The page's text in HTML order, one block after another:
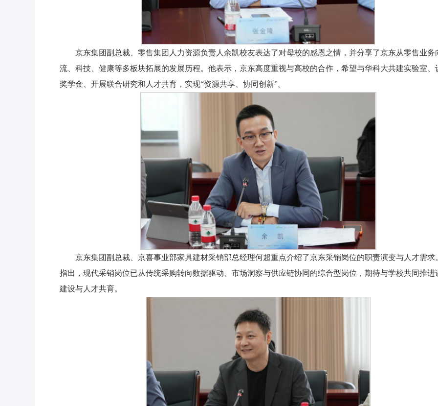
京东集团副总裁、零售集团人力资源负责人余凯校友表达了对母校的感恩之情，并分享了京东从零售业务
流、科技、健康等多板块拓展的发展历程。他表示，京东高度重视与高校的合作，希望与华科大共建实验室、
奖学金、开展联合研究和人才共育，实现“资源共享、协同创新”。
京东集团副总裁、京喜事业部家具建材采销部总经理何超重点介绍了京东采销岗位的职责演变与人才需求
指出，现代采销岗位已从传统采购转向数据驱动、市场洞察与供应链协同的综合型岗位，期待与学校共同推进
建设与人才共育。